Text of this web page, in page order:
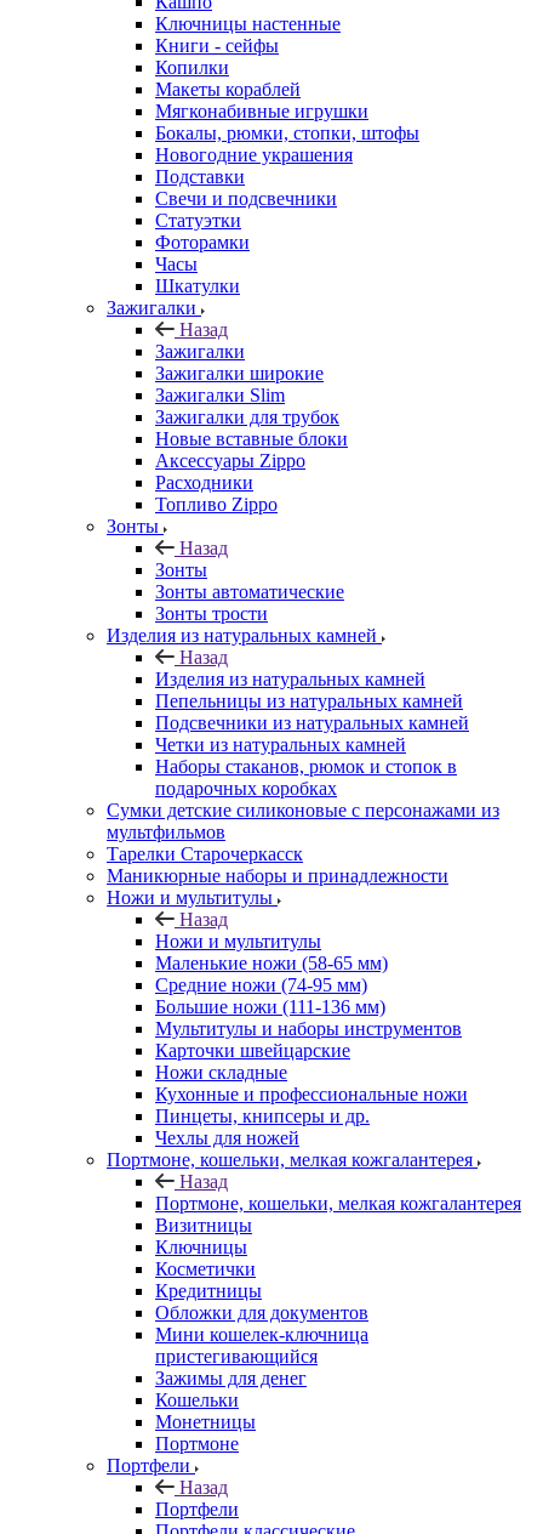
Ключницы настенные
Книги - сейфы
Копилки
Макеты кораблей
Мягконабивные игрушки
Бокалы, рюмки, стопки, штофы
Новогодние украшения
Подставки
Свечи и подсвечники
Статуэтки
Фоторамки
Часы
Шкатулки
Зажигалки
Назад
Зажигалки
Зажигалки широкие
Зажигалки Slim
Зажигалки для трубок
Новые вставные блоки
Аксессуары Zippo
Расходники
Топливо Zippo
Зонты
Назад
Зонты
Зонты автоматические
Зонты трости
Изделия из натуральных камней
Назад
Изделия из натуральных камней
Пепельницы из натуральных камней
Подсвечники из натуральных камней
Четки из натуральных камней
Наборы стаканов, рюмок и стопок в
подарочных коробках
Сумки детские силиконовые с персонажами из
мультфильмов
Тарелки Старочеркасск
Маникюрные наборы и принадлежности
Ножи и мультитулы
Назад
Ножи и мультитулы
Маленькие ножи (58-65 мм)
Средние ножи (74-95 мм)
Большие ножи (111-136 мм)
Мультитулы и наборы инструментов
Карточки швейцарские
Ножи складные
Кухонные и профессиональные ножи
Пинцеты, книпсеры и др.
Чехлы для ножей
Портмоне, кошельки, мелкая кожгалантерея
Назад
Портмоне, кошельки, мелкая кожгалантерея
Визитницы
Ключницы
Косметички
Кредитницы
Обложки для документов
Мини кошелек-ключница
пристегивающийся
Зажимы для денег
Кошельки
Монетницы
Портмоне
Портфели
Назад
Портфели